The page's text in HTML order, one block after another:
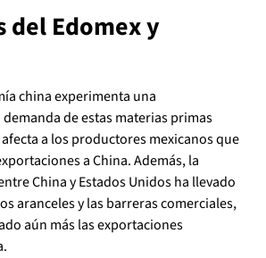
del Edomex y
china experimenta una
de estas materias primas
a los productores mexicanos que
a China. Además, la
China y Estados Unidos ha llevado
aranceles y las barreras comerciales,
aún más las exportaciones